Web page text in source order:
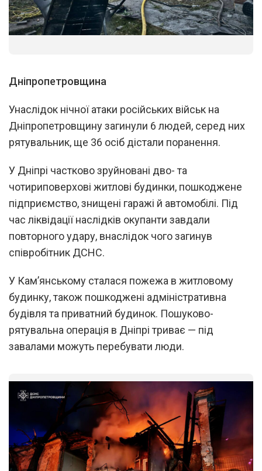
Дніпропетровщина
Унаслідок нічної атаки російських військ на
Дніпропетровщину загинули 6 людей, серед них
рятувальник, ще 36 осіб дістали поранення.
У Дніпрі частково зруйновані дво- та
чотириповерхові житлові будинки, пошкоджене
підприємство, знищені гаражі й автомобілі. Під
час ліквідації наслідків окупанти завдали
повторного удару, внаслідок чого загинув
співробітник ДСНС.
У Кам’янському сталася пожежа в житловому
будинку, також пошкоджені адміністративна
будівля та приватний будинок. Пошуково-
рятувальна операція в Дніпрі триває — під
завалами можуть перебувати люди.